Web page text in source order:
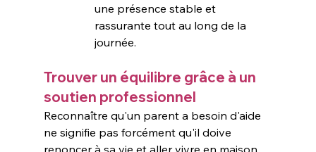
une présence stable et
rassurante tout au long de la
journée.
Trouver un équilibre grâce à un
soutien professionnel
Reconnaître qu'un parent a besoin d'aide
ne signifie pas forcément qu'il doive
renoncer à sa vie et aller vivre en maison